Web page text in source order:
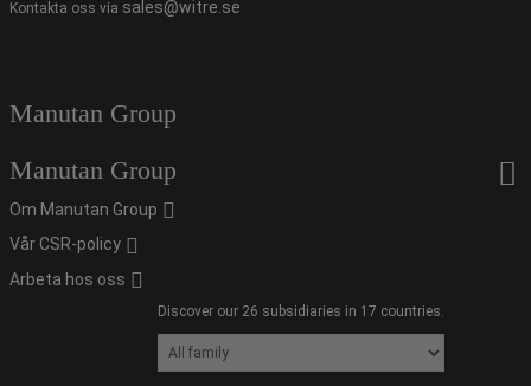
Kontakta oss via sales@witre.se
Manutan Group
Manutan Group
Om Manutan Group
Vår CSR-policy
Arbeta hos oss
Discover our 26 subsidiaries in 17 countries.